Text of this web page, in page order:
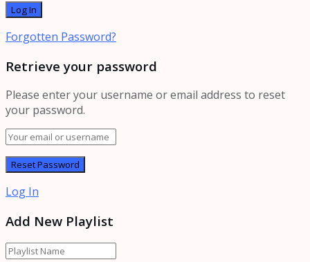
Forgotten Password?
Retrieve your password
Please enter your username or email address to reset
your password.
Log In
Add New Playlist